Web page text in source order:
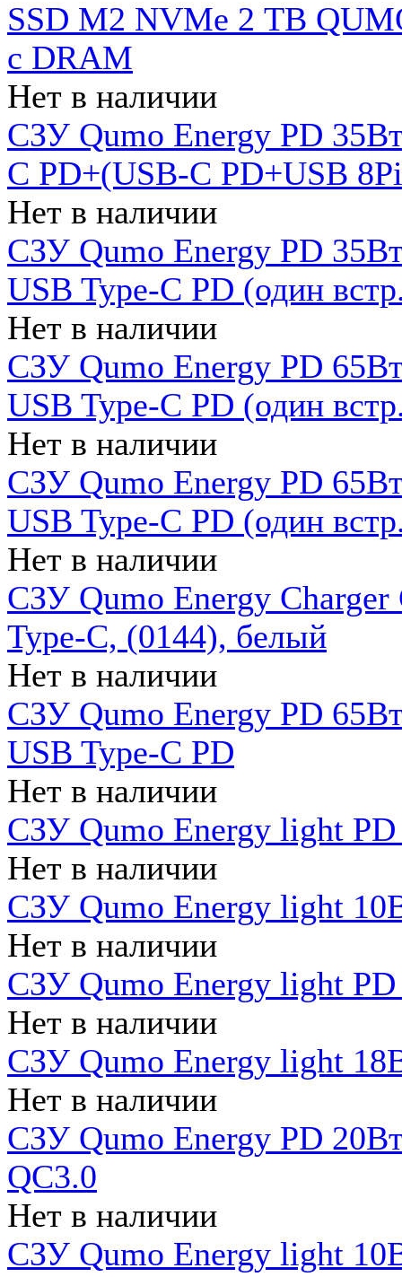
SSD M2 NVMe 2 ТB
c DRAM
Нет в наличии
СЗУ Qumo Energy PD
C PD+(USB-C PD+USB
Нет в наличии
СЗУ Qumo Energy PD
USB Type-C PD (один
Нет в наличии
СЗУ Qumo Energy PD
USB Type-C PD (один
Нет в наличии
СЗУ Qumo Energy PD
USB Type-C PD (один
Нет в наличии
СЗУ Qumo Energy
Type-C, (0144), белый
Нет в наличии
СЗУ Qumo Energy PD
USB Type-C PD
Нет в наличии
СЗУ Qumo Energy light
Нет в наличии
СЗУ Qumo Energy light
Нет в наличии
СЗУ Qumo Energy light
Нет в наличии
СЗУ Qumo Energy light
Нет в наличии
СЗУ Qumo Energy PD
QC3.0
Нет в наличии
СЗУ Qumo Energy light